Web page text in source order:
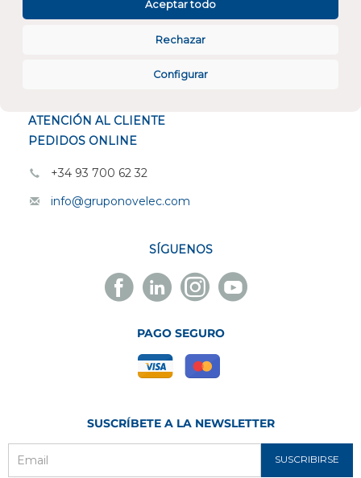
Configurar
Rechazar
Aceptar todo
ATENCIÓN AL CLIENTE
PEDIDOS ONLINE
+34 93 700 62 32
info@gruponovelec.com
SÍGUENOS
Facebook
Novelec
Linkedin
Novelec
Instagram
Novelec
Youtube
Novelec
PAGO SEGURO
SUSCRÍBETE A LA NEWSLETTER
SUSCRIBIRSE